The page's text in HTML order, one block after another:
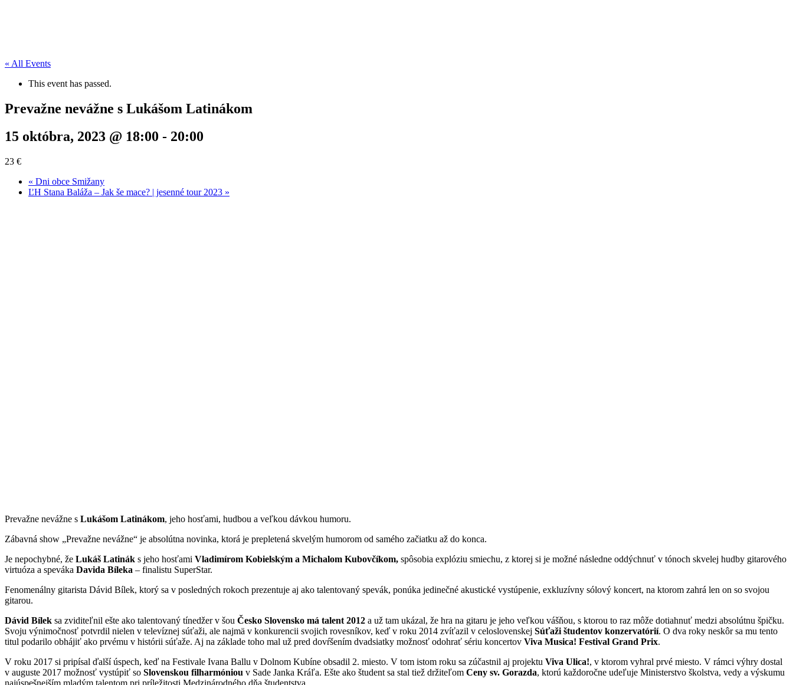
« All Events
This event has passed.
Prevažne nevážne s Lukášom Latinákom
15 októbra, 2023 @ 18:00 - 20:00
23 €
« Dni obce Smižany
ĽH Stana Baláža – Jak še mace? | jesenné tour 2023 »
Prevažne nevážne s Lukášom Latinákom, jeho hosťami, hudbou a veľkou dávkou humoru.
Zábavná show „Prevažne nevážne“ je absolútna novinka, ktorá je prepletená skvelým humorom od samého začiatku až do konca.
Je nepochybné, že Lukáš Latinák s jeho hosťami Vladimírom Kobielským a Michalom Kubovčíkom, spôsobia explóziu smiechu, z ktorej si je možné následne oddýchnuť v tónoch skvelej hudby gitarového
virtuóza a speváka Davida Bíleka – finalistu SuperStar.
Fenomenálny gitarista Dávid Bílek, ktorý sa v posledných rokoch prezentuje aj ako talentovaný spevák, ponúka jedinečné akustické vystúpenie, exkluzívny sólový koncert, na ktorom zahrá len on so svojou
gitarou.
Dávid Bílek sa zviditeľnil ešte ako talentovaný tínedžer v šou Česko Slovensko má talent 2012 a už tam ukázal, že hra na gitaru je jeho veľkou vášňou, s ktorou to raz môže dotiahnuť medzi absolútnu špičku.
Svoju výnimočnosť potvrdil nielen v televíznej súťaži, ale najmä v konkurencii svojich rovesníkov, keď v roku 2014 zvíťazil v celoslovenskej Súťaži študentov konzervatórií. O dva roky neskôr sa mu tento
titul podarilo obhájiť ako prvému v histórii súťaže. Aj na základe toho mal už pred dovŕšením dvadsiatky možnosť odohrať sériu koncertov Viva Musica! Festival Grand Prix.
V roku 2017 si pripísal ďalší úspech, keď na Festivale Ivana Ballu v Dolnom Kubíne obsadil 2. miesto. V tom istom roku sa zúčastnil aj projektu Viva Ulica!, v ktorom vyhral prvé miesto. V rámci výhry dostal
v auguste 2017 možnosť vystúpiť so Slovenskou filharmóniou v Sade Janka Kráľa. Ešte ako študent sa stal tiež držiteľom Ceny sv. Gorazda, ktorú každoročne udeľuje Ministerstvo školstva, vedy a výskumu